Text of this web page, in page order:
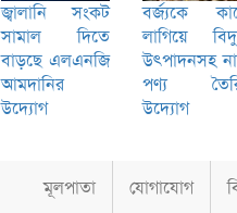
জ্বালানি সংকট
সামাল দিতে
বাড়ছে এলএনজি
আমদানির
উদ্যোগ
বর্জ্যকে
লাগিয়ে
উৎপাদনসহ
পণ্য
উদ্যোগ
মূলপাতা যোগাযোগ